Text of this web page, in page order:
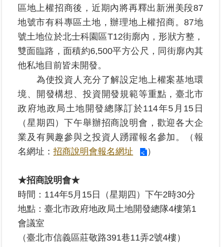
標
示
專
區
站
導
覽
回
首
頁
English
陳
情
系
統
區地上權招商後，近期內將再釋出新洲美段87
地號市有科專區土地，辦理地上權招商。87地
號土地位於北士科園區T12街廓內，形狀方整，
雙面臨路，面積約6,500平方公尺，同街廓內其
他私地目前皆未開發。
為使投資人充分了解設定地上權案基地環
境、開發構想、投資開發規範等重點，臺北市
政府地政局土地開發總隊訂於114年5月15日
（星期四）下午舉辦招商說明會，歡迎各大企
業及有興趣參與之投資人踴躍報名參加。（報
名網址： 招商說明會報名網址 ）
★招商說明會★
時間：114年5月15日（星期四）下午2時30分
地點：臺北市政府地政局土地開發總隊4樓第1
會議室
（臺北市信義區莊敬路391巷11弄2號4樓）